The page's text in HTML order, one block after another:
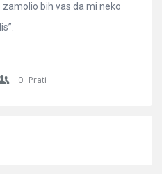
bih vas da mi neko
0 Prati